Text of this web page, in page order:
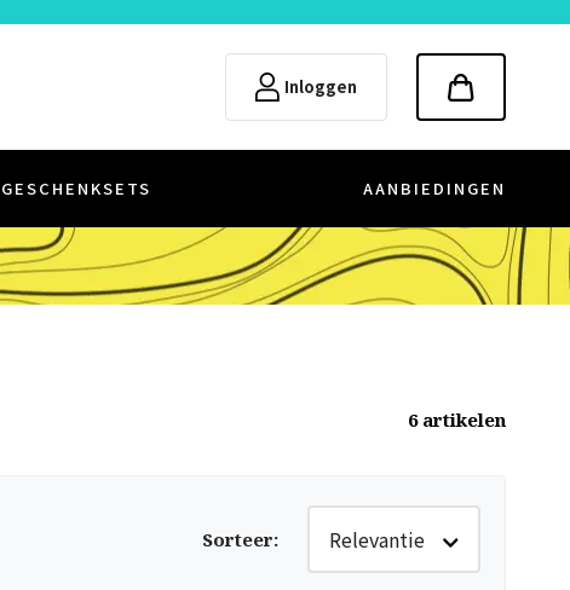
Inloggen
GESCHENKSETS AANBIEDINGEN
6 artikelen
Sorteer: Relevantie